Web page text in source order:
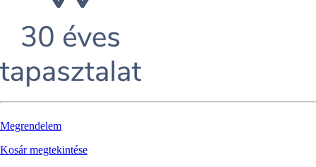
Megrendelem
Kosár megtekintése